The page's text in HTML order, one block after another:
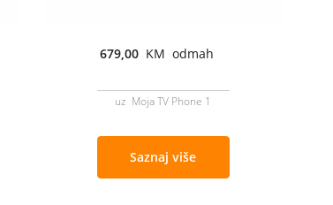
679,00 KM odmah
uz Moja TV Phone 1
Saznaj više